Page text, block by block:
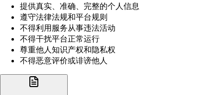
提供真实、准确、完整的个人信息
遵守法律法规和平台规则
不得利用服务从事违法活动
不得干扰平台正常运行
尊重他人知识产权和隐私权
不得恶意评价或诽谤他人